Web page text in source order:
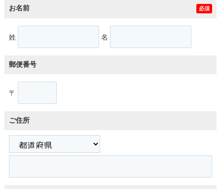
お名前 必須
姓 名
郵便番号
〒
ご住所